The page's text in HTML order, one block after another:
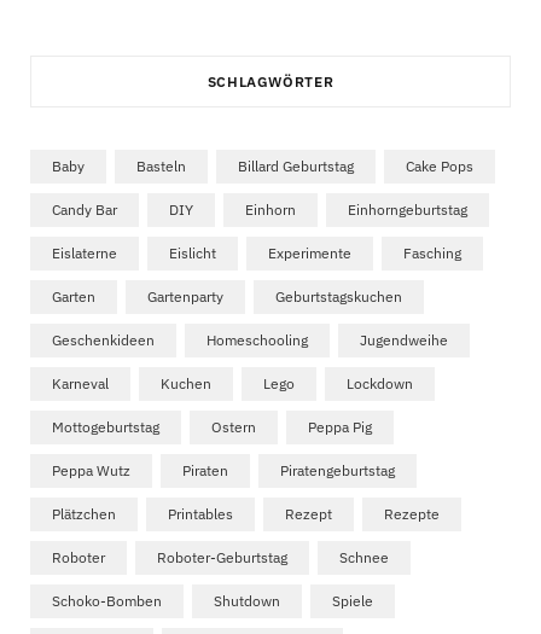
SCHLAGWÖRTER
Baby Basteln Billard Geburtstag Cake Pops
Candy Bar DIY Einhorn Einhorngeburtstag
Eislaterne Eislicht Experimente Fasching
Garten Gartenparty Geburtstagskuchen
Geschenkideen Homeschooling Jugendweihe
Karneval Kuchen Lego Lockdown
Mottogeburtstag Ostern Peppa Pig
Peppa Wutz Piraten Piratengeburtstag
Plätzchen Printables Rezept Rezepte
Roboter Roboter-Geburtstag Schnee
Schoko-Bomben Shutdown Spiele